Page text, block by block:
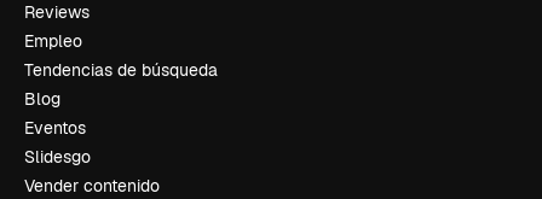
Reviews
Empleo
Tendencias de búsqueda
Blog
Eventos
Slidesgo
Vender contenido